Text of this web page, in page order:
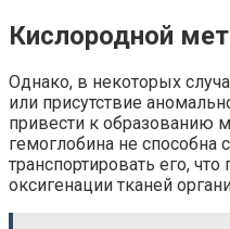
Кислородной
Однако, в некоторых
или присутствие
привести к образованию
гемоглобина не способна
транспортировать его,
оксигенации тканей